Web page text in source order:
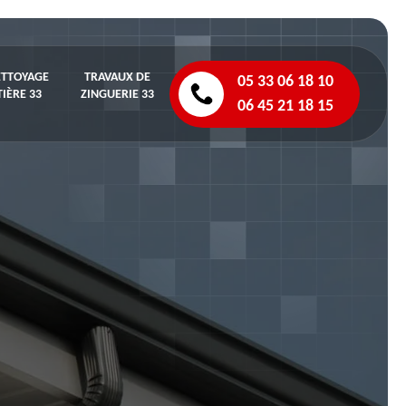
33
TRAVAUX DE
ZINGUERIE 33
05 33 06 18 10
06 45 21 18 15